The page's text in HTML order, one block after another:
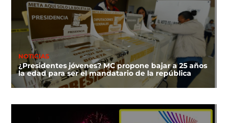
NOTICIAS
¿Presidentes jóvenes? MC propone bajar a 25 años
la edad para ser el mandatario de la república